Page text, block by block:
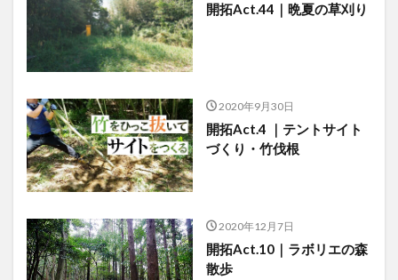
開拓Act.44｜晩夏の草刈り
2020年9月30日
開拓Act.4 ｜テントサイト
づくり・竹伐根
2020年12月7日
開拓Act.10｜ラボリエの森
散歩